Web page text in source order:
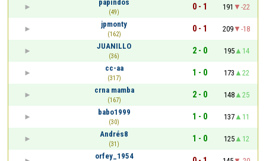
papindos
(49)
0 - 1 191
-22
jpmonty
(162)
0 - 1 209
-18
JUANILLO
(36)
2 - 0 195
14
cc-aa
(317)
1 - 0 173
22
crna mamba
(167)
2 - 0 148
25
babo1999
(30)
1 - 0 137
11
Andrés8
(31)
1 - 0 125
12
orfey_1954